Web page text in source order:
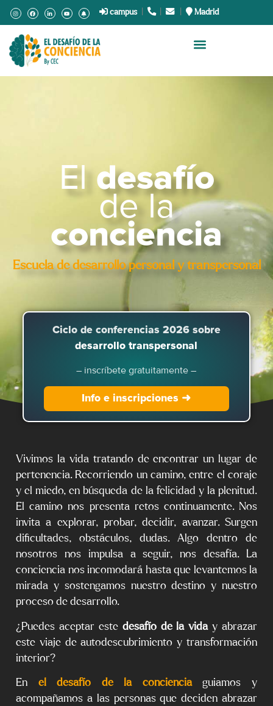
campus| . | | Madrid
Eldesafío
de la
conciencia
Escuela de desarrollo personal y transpersonal
Ciclo de conferencias 2026 sobre
desarrollo transpersonal
– inscríbete gratuitamente –
Info e inscripciones ➜
Vivimos la vida tratando de encontrar un lugar de
pertenencia. Recorriendo un camino, entre el coraje
y el miedo, en búsqueda de la felicidad y la plenitud.
El camino nos presenta retos continuamente. Nos
invita a explorar, probar, decidir, avanzar. Surgen
dificultades, obstáculos, dudas. Algo dentro de
nosotros nos impulsa a seguir, nos desafía. La
conciencia nos incomodará hasta que levantemos la
mirada y sostengamos nuestro destino y nuestro
proceso de desarrollo.
¿Puedes aceptar este desafío de la viday abrazar
este viaje de autodescubrimiento y transformación
interior?
En el desafío de la concienciaguiamos y
acompañamos a las personas que deciden abrazar